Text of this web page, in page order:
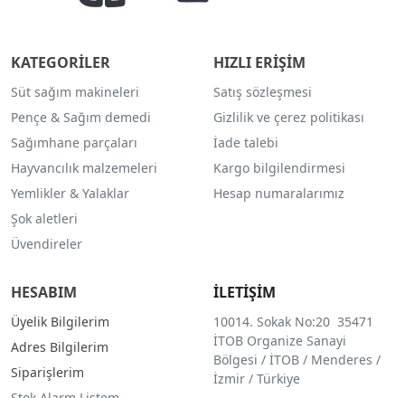
KATEGORİLER
Süt sağım makineleri
Pençe & Sağım demedi
Sağımhane parçaları
Hayvancılık malzemeleri
Yemlikler & Yalaklar
Şok aletleri
Üvendireler
HIZLI ERİŞİM
Satış sözleşmesi
Gizlilik ve çerez politikası
İade talebi
Kargo bilgilendirmesi
Hesap numaralarımız
HESABIM
Üyelik Bilgilerim
Adres Bilgilerim
Siparişlerim
İLETİŞİM
10014. Sokak No:20 35471
İTOB Organize Sanayi
Bölgesi / İTOB / Menderes /
İzmir / Türkiye